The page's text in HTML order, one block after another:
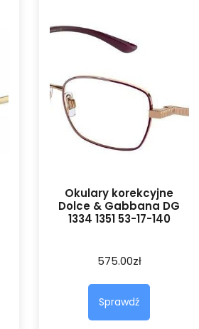
Okulary korekcyjne
Dolce & Gabbana DG
1334 1351 53-17-140
575.00zł
Sprawdź